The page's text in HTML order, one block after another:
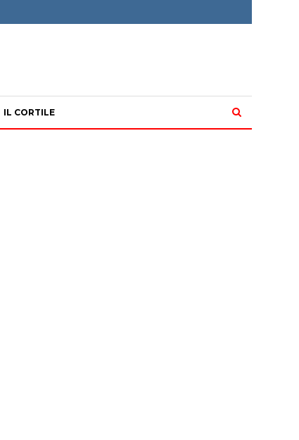
IL CORTILE